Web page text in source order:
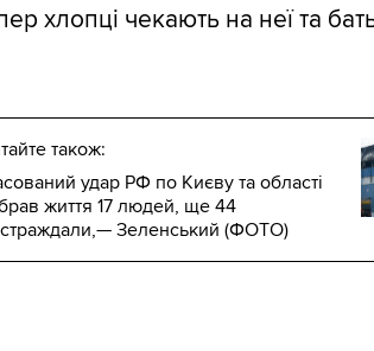
хлопці чекають на неї та
також:
удар РФ по Києву та області
життя 17 людей, ще 44
Зеленський (ФОТО)